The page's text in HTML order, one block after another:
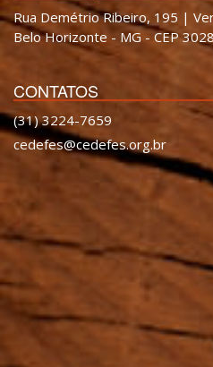
Rua Demétrio Ribeiro, 195 |
Belo Horizonte - MG - CEP
CONTATOS
(31) 3224-7659
cedefes@cedefes.org.br